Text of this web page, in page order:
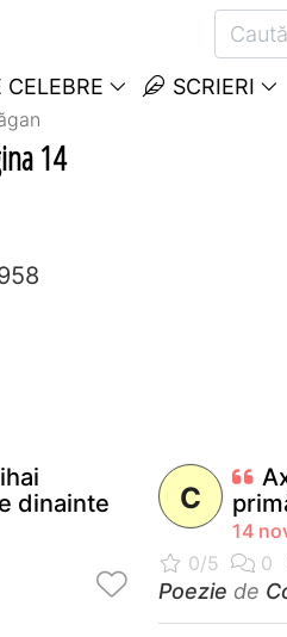
CELEBRE SCRIERI
14
dinainte
C
14
Poezie de